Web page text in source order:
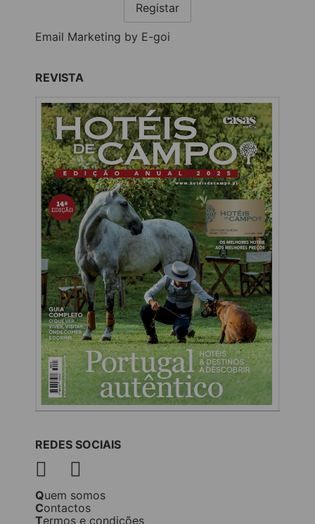
Registar
Email Marketing by E-goi
REVISTA
REDES SOCIAIS
Quem somos
Contactos
Termos e condições